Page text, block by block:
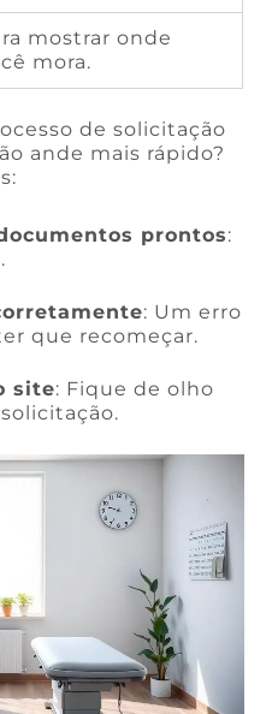
mostrar onde
mora.
de solicitação
ande mais rápido?
prontos:
: Um erro
que recomeçar.
site: Fique de olho